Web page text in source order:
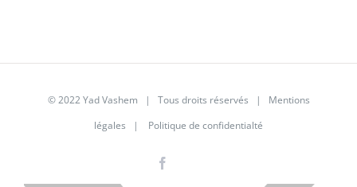
© 2022 Yad Vashem | Tous droits réservés | Mentions
légales | Politique de confidentialté